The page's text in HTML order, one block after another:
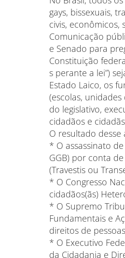
gays, bissexuais,
civis, econômicos,
Comunicação
e Senado para
Constituição
s perante a lei”)
Estado Laico, os
(escolas,
do legislativo,
cidadãos e cidadãs
O resultado
* O assassinato
GGB) por conta
(Travestis ou
* O Congresso
cidadãos(ãs)
* O Supremo
Fundamentais e
direitos de
* O Executivo
da Cidadania e